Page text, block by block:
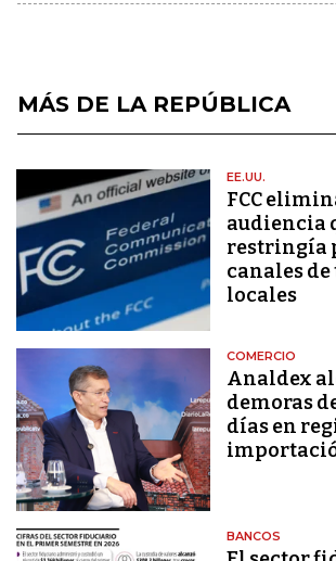
MÁS DE LA REPÚBLICA
EE.UU.
FCC
audiencia
restringía
canales
locales
COMERCIO
Analdex
demoras
días en
BANCOS